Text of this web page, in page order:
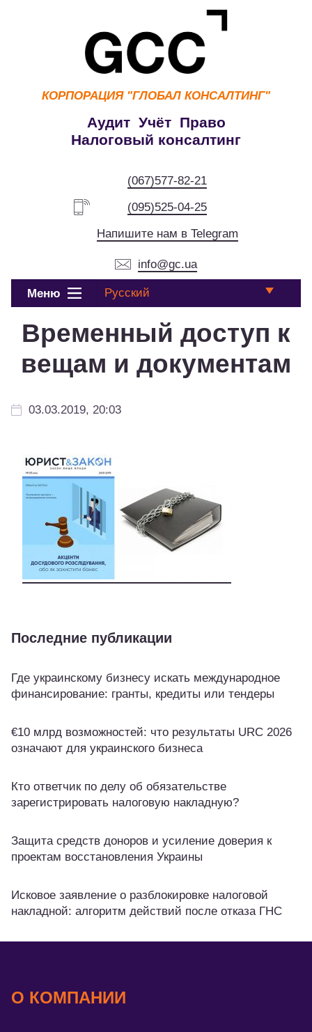
КОРПОРАЦИЯ "ГЛОБАЛ КОНСАЛТИНГ"
Аудит Учёт Право
Налоговый консалтинг
(067)577-82-21
(095)525-04-25
Напишите нам в Telegram
info@gc.ua
Меню Русский
Временный доступ к
вещам и документам
03.03.2019, 20:03
Последние публикации
Где украинскому бизнесу искать международное
финансирование: гранты, кредиты или тендеры
€10 млрд возможностей: что результаты URC 2026
означают для украинского бизнеса
Кто ответчик по делу об обязательстве
зарегистрировать налоговую накладную?
Защита средств доноров и усиление доверия к
проектам восстановления Украины
Исковое заявление о разблокировке налоговой
накладной: алгоритм действий после отказа ГНС
О КОМПАНИИ